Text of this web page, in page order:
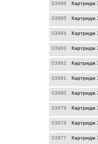
03986 Картридж
03985 Картридж
03984 Картридж
03983 Картридж
03982 Картридж
03981 Картридж
03980 Картридж
03979 Картридж
03978 Картридж
03977 Картридж